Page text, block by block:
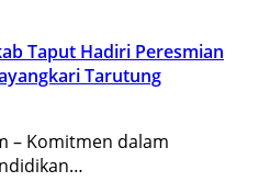
Taput Hadiri Peresmian
Tarutung
– Komitmen dalam